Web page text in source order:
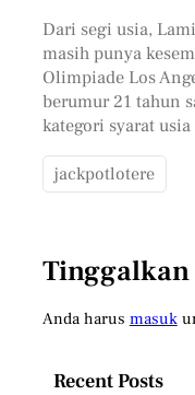
Dari segi usia,
masih punya
Olimpiade Los
berumur 21 tahun
kategori syarat
jackpotlotere
Tinggalkan
Anda harus masuk
Recent Posts